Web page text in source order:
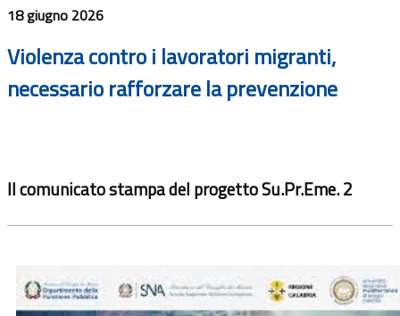
18 giugno 2026
Violenza contro i lavoratori migranti,
necessario rafforzare la prevenzione
Il comunicato stampa del progetto Su.Pr.Eme. 2